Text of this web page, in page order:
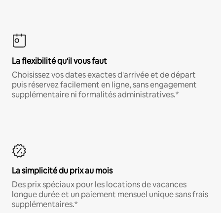
La flexibilité qu'il vous faut
Choisissez vos dates exactes d'arrivée et de départ
puis réservez facilement en ligne, sans engagement
supplémentaire ni formalités administratives.*
La simplicité du prix au mois
Des prix spéciaux pour les locations de vacances
longue durée et un paiement mensuel unique sans frais
supplémentaires.*